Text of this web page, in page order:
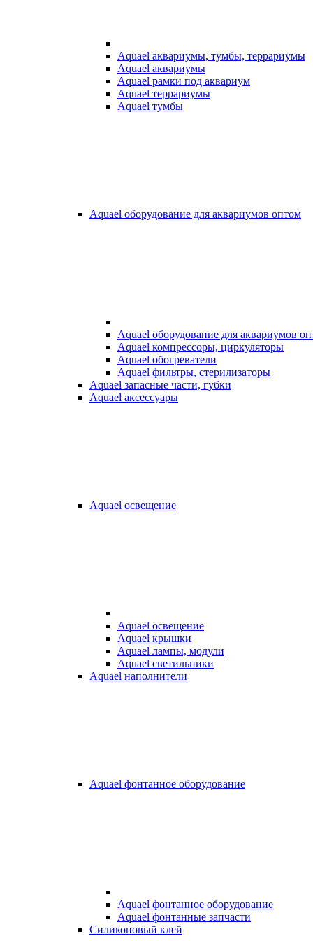
Aquael аквариумы, тумбы, террариумы
Aquael аквариумы
Aquael рамки под аквариум
Aquael террариумы
Aquael тумбы
Aquael оборудование для аквариумов оптом
Aquael оборудование для аквариумов
Aquael компрессоры, циркуляторы
Aquael обогреватели
Aquael фильтры, стерилизаторы
Aquael запасные части, губки
Aquael аксессуары
Aquael освещение
Aquael освещение
Aquael крышки
Aquael лампы, модули
Aquael светильники
Aquael наполнители
Aquael фонтанное оборудование
Aquael фонтанное оборудование
Aquael фонтанные запчасти
Силиконовый клей